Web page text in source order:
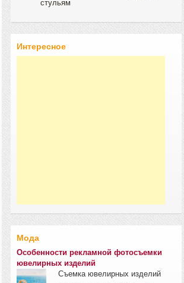
Интересное
Мода
Особенности рекламной фотосъемки
ювелирных изделий
Съемка ювелирных изделий